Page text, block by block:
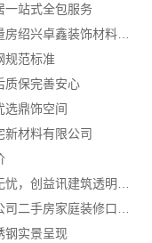
一站式全包服务
绍兴城区个性化家装免费上门量房绍兴卓鑫装饰材料有限公司
规范标准
质保完善安心
选鼎饰空间
新材料有限公司
钢实景呈现